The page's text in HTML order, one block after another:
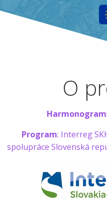
O
Harmonogram
Program: Interreg
spolupráce Slovenská